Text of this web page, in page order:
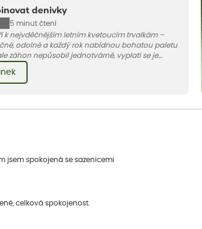
denivky
5 minut čtení
k nejvděčnějším letním kvetoucím trvalkám –
odolné a každý rok nabídnou bohatou paletu
záhon nepůsobil jednotvárně, vyplatí se je
a travinami denivky nejlépe ladí.
jsem spokojená se sazenicemi
celková spokojenost.